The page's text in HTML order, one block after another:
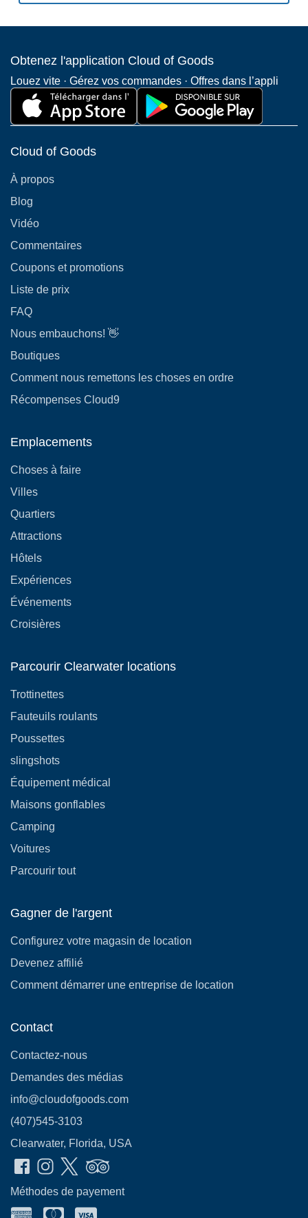
Obtenez l'application Cloud of Goods
Louez vite · Gérez vos commandes · Offres dans l’appli
Cloud of Goods
À propos
Blog
Vidéo
Commentaires
Coupons et promotions
Liste de prix
FAQ
Nous embauchons! 👋
Boutiques
Comment nous remettons les choses en ordre
Récompenses Cloud9
Emplacements
Choses à faire
Villes
Quartiers
Attractions
Hôtels
Expériences
Événements
Croisières
Parcourir Clearwater locations
Trottinettes
Fauteuils roulants
Poussettes
slingshots
Équipement médical
Maisons gonflables
Camping
Voitures
Parcourir tout
Gagner de l'argent
Configurez votre magasin de location
Devenez affilié
Comment démarrer une entreprise de location
Contact
Contactez-nous
Demandes des médias
info@cloudofgoods.com
(407)545-3103
Clearwater, Florida, USA
Méthodes de payement